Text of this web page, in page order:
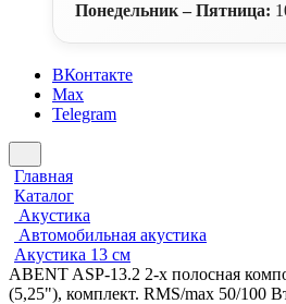
Понедельник – Пятница:
ВКонтакте
Max
Telegram
Главная
Каталог
Акустика
Автомобильная акустика
Акустика 13 см
ABENT ASP-13.2 2-х полосная
(5,25"), комплект. RMS/max 50/100